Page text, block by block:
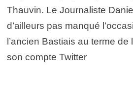
Thauvin. Le Journaliste
d’ailleurs pas manqué
l’ancien Bastiais au terme
son compte Twitter